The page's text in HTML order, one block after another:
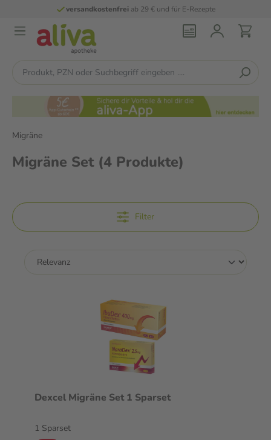
versandkostenfreiab 29 € und für E-Rezepte
Migräne
Migräne Set (4 Produkte)
Filter
Dexcel Migräne Set 1 Sparset
1 Sparset